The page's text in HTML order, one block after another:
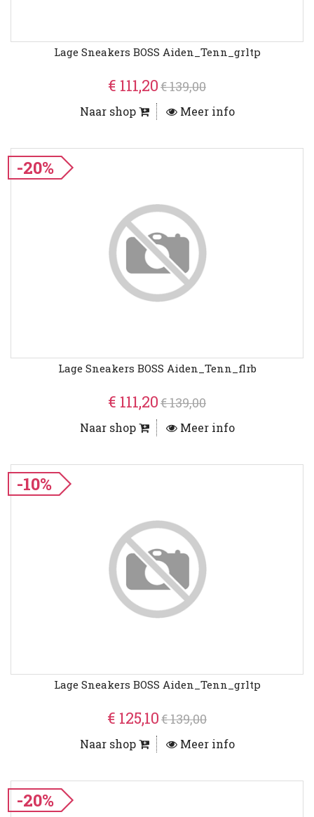
Lage Sneakers BOSS Aiden_Tenn_grltp
€ 111,20€ 139,00
Naar shop Meer info
-20%
Lage Sneakers BOSS Aiden_Tenn_flrb
€ 111,20€ 139,00
Naar shop Meer info
-10%
Lage Sneakers BOSS Aiden_Tenn_grltp
€ 125,10€ 139,00
Naar shop Meer info
-20%